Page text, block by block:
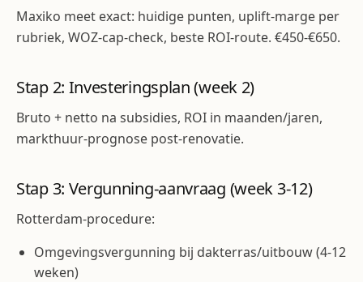
Maxiko meet exact: huidige punten, uplift-marge per
rubriek, WOZ-cap-check, beste ROI-route. €450-€650.
Stap 2: Investeringsplan (week 2)
Bruto + netto na subsidies, ROI in maanden/jaren,
markthuur-prognose post-renovatie.
Stap 3: Vergunning-aanvraag (week 3-12)
Rotterdam-procedure:
Omgevingsvergunning bij dakterras/uitbouw (4-12
weken)